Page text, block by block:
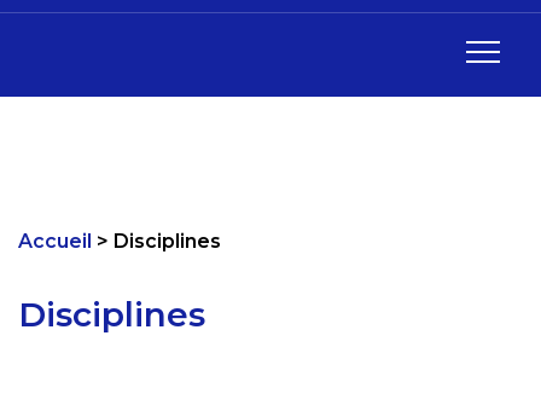
Accueil Disciplines
Disciplines